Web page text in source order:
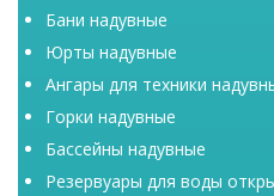
Бани надувные
Юрты надувные
Ангары для техники
Горки надувные
Бассейны надувные
Резервуары для воды